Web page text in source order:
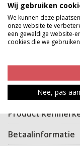
Bekijk
Deze fijne jogg
echte musthave!
neemt 'm een
hoge taille broek.
als gegoten!
Product
Betaalinformatie
Wij gebruiken
We kunnen deze
onze website te
een geweldige website-
cookies die we
Nee, pas aan